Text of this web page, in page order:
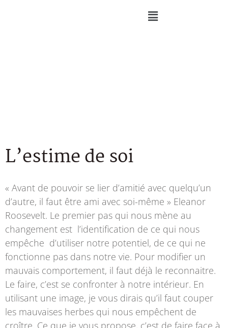
L’estime de soi
« Avant de pouvoir se lier d’amitié avec quelqu’un
d’autre, il faut être ami avec soi-même » Eleanor
Roosevelt. Le premier pas qui nous mène au
changement est l’identification de ce qui nous
empêche d’utiliser notre potentiel, de ce qui ne
fonctionne pas dans notre vie. Pour modifier un
mauvais comportement, il faut déjà le reconnaitre.
Le faire, c’est se confronter à notre intérieur. En
utilisant une image, je vous dirais qu’il faut couper
les mauvaises herbes qui nous empêchent de
croître. Ce que je vous propose, c’est de faire face à